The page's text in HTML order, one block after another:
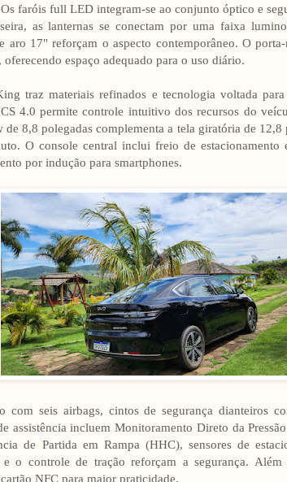
faróis full LED integram-se ao conjunto óptico e
as lanternas se conectam por uma faixa
aro 17" reforçam o aspecto contemporâneo. O
oferecendo espaço adequado para o uso diário.
traz materiais refinados e tecnologia voltada
4.0 permite controle intuitivo dos recursos do
8,8 polegadas complementa a tela giratória de 12,8
O console central inclui freio de estacionamento
por indução para smartphones.
com seis airbags, cintos de segurança dianteiros
assistência incluem Monitoramento Direto da
de Partida em Rampa (HHC), sensores de
e o controle de tração reforçam a segurança.
NFC para maior praticidade.